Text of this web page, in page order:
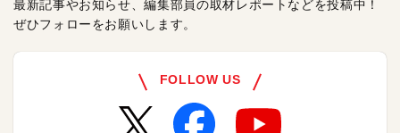
最新記事やお知らせ、編集部員の取材レポートなどを投稿中！
ぜひフォローをお願いします。
FOLLOW US